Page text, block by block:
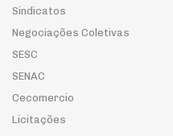
Sindicatos
Negociações Coletivas
SESC
SENAC
Cecomercio
Licitações